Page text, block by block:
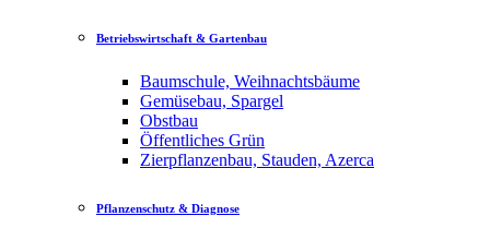
Betriebswirtschaft & Gartenbau
Baumschule, Weihnachtsbäume
Gemüsebau, Spargel
Obstbau
Öffentliches Grün
Zierpflanzenbau, Stauden, Azerca
Pflanzenschutz & Diagnose